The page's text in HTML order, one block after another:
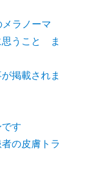
ラノーマ
思うこと ま
掲載されま
す
の皮膚トラ